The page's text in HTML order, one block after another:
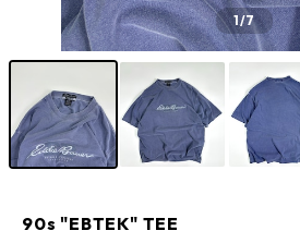
1/7
90s "EBTEK" TEE